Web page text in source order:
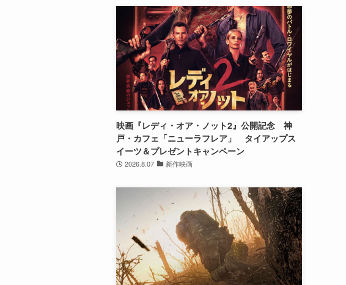
映画『レディ・オア・ノット2』公開記念 神
戸・カフェ「ニューラフレア」 タイアップス
イーツ＆プレゼントキャンペーン
2026.8.07 新作映画